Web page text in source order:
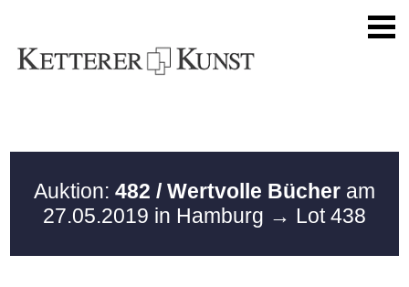
Auktion: 482 / Wertvolle Bücher am
27.05.2019 in Hamburg → Lot 438